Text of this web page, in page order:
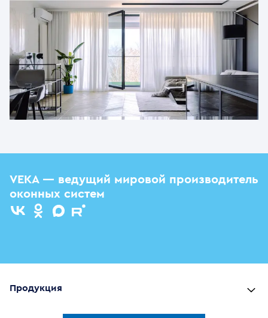
VEKA — ведущий мировой производитель
оконных систем
Продукция